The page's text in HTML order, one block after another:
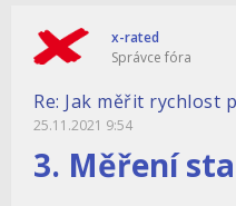
x-rated
Správce fóra
Re: Jak měřit rychlost
25.11.2021 9:54
3. Měření